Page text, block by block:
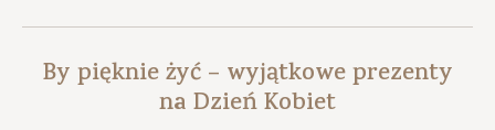
By pięknie żyć – wyjątkowe prezenty
na Dzień Kobiet